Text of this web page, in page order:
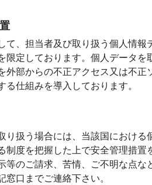
て、担当者及び取り扱う個人情報
限定しております。個人データを
外部からの不正アクセス又は不正
仕組みを導入しております。
り扱う場合には、当該国における
制度を把握した上で安全管理措置
等のご請求、苦情、ご不明な点な
口までご連絡下さい。